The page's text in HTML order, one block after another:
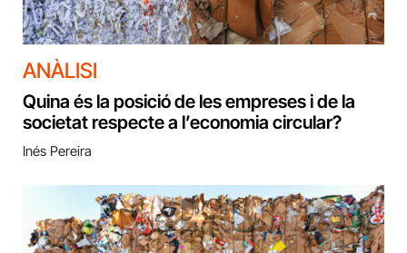
ANÀLISI
Quina és la posició de les empreses i de la
societat respecte a l’economia circular?
Inés Pereira